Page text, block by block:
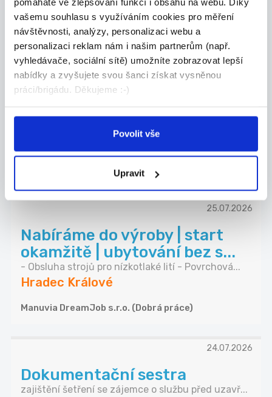
vašemu souhlasu s využíváním cookies pro měření
návštěvnosti, analýzy, personalizaci webu a
personalizaci reklam nám i našim partnerům (např.
vyhledávače, sociální sítě) umožníte zobrazovat lepší
nabídky a zvyšujete svou šanci získat vysněnou
práci/brigádu. Děkujeme :-)
Povolit vše
Upravit
26.07.2026
Učitel / učitelka -
matematika nebo informatika
- pln...
Trivis, střední škola veřejnoprávní s.r.o. Stře...
JOBSYSTEM s.r.o. (Dobrá práce)
25.07.2026
Nabíráme do výroby | start
okamžitě | ubytování bez s...
- Obsluha strojů pro nízkotlaké lití - Povrchová...
Hradec Králové
Manuvia DreamJob s.r.o. (Dobrá práce)
24.07.2026
Dokumentační sestra
zajištění šetření se zájemce o službu před uzavř...